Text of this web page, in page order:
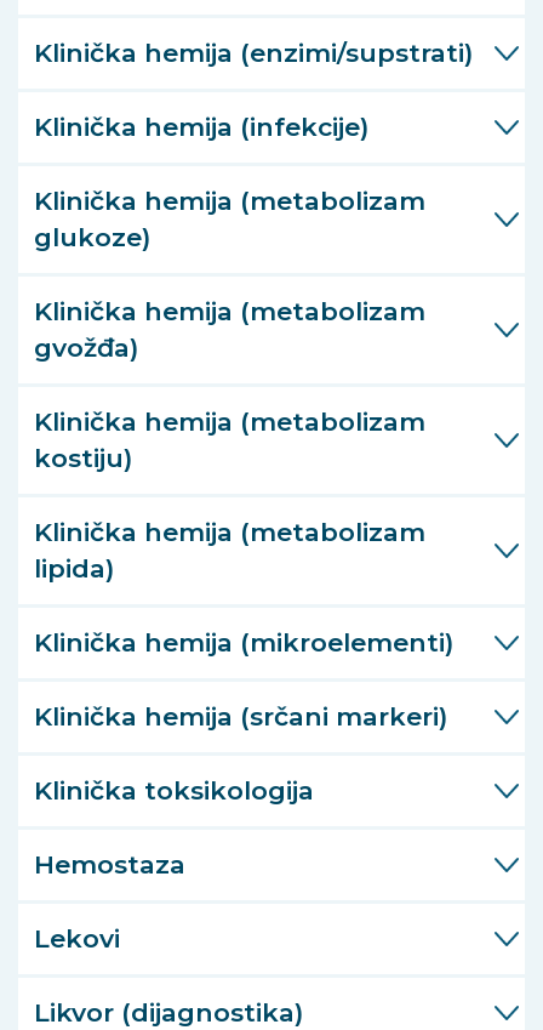
Klinička hemija (enzimi/supstrati)
Klinička hemija (infekcije)
Klinička hemija (metabolizam
glukoze)
Klinička hemija (metabolizam
gvožđa)
Klinička hemija (metabolizam
kostiju)
Klinička hemija (metabolizam
lipida)
Klinička hemija (mikroelementi)
Klinička hemija (srčani markeri)
Klinička toksikologija
Hemostaza
Lekovi
Likvor (dijagnostika)